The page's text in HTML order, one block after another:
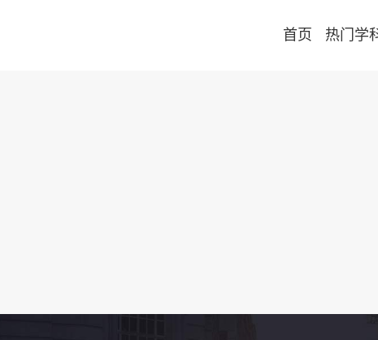
首页 热门学